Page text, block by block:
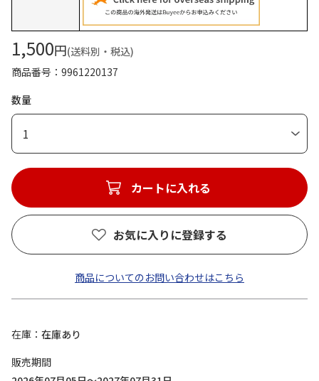
1,500円(送料別・税込)
商品番号
9961220137
数量
1
カートに入れる
お気に入りに登録する
商品についてのお問い合わせはこちら
在庫
在庫あり
販売期間